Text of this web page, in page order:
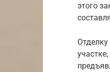
этого